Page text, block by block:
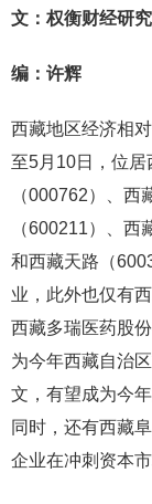
文：权衡财经研
编：许辉
西藏地区经济相
至5月10日，位居
（000762）、
（600211）、西
和西藏天路（
业，此外也仅有
西藏多瑞医药股
为今年西藏自治
文，有望成为今
同时，还有西藏
企业在冲刺资本